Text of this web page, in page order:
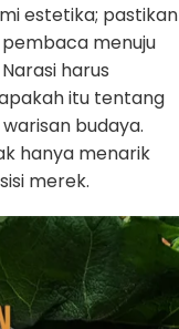
estetika; pastikan
menuju
harus
itu tentang
budaya.
hanya menarik
merek.